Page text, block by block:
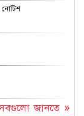
জানতে »